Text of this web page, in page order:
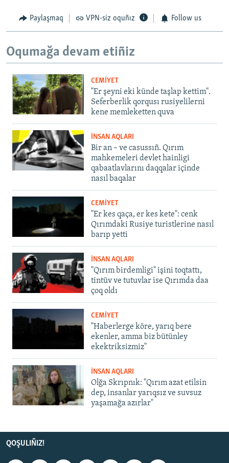
Paylaşmaq VPN-siz oquñız Follow us
Oqumağa devam etiñiz
CEMİYET
"Er şeyni eki künde taşlap kettim".
Seferberlik qorqusı rusiyelilerni
kene memleketten quva
İNSAN AQLARI
Bir an – ve casussıñ. Qırım
mahkemeleri devlet hainligi
qabaatlavlarını daqqalar içinde
nasıl baqalar
CEMİYET
"Er kes qaça, er kes kete": cenk
Qırımdaki Rusiye turistlerine nasıl
barıp yetti
İNSAN AQLARI
"Qırım birdemligi" işini toqtattı,
tintüv ve tutuvlar ise Qırımda daa
çoq oldı
CEMİYET
"Haberlerge köre, yarıq bere
ekenler, amma biz bütünley
ekektriksizmiz"
İNSAN AQLARI
Olğa Skrıpnık: "Qırım azat etilsin
dep, insanlar yarıqsız ve suvsuz
yaşamağa azırlar"
QOŞULIÑIZ!